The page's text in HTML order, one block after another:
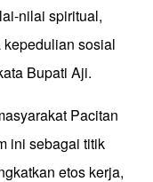
nilai spiritual,
kepedulian sosial
Bupati Aji.
Pacitan
ini sebagai titik
etos kerja,